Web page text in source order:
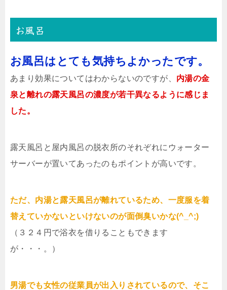
お風呂
お風呂はとても気持ちよかったです。
あまり効果についてはわからないのですが、 内湯の金
泉と離れの露天風呂の濃度が若干異なるように感じま
した。
露天風呂と屋内風呂の脱衣所のそれぞれにウォーター
サーバーが置いてあったのもポイントが高いです。
ただ、内湯と露天風呂が離れているため、一度服を着
替えていかないといけないのが面倒臭いかな(^_^;)
（３２４円で浴衣を借りることもできます
が・・・。）
男湯でも女性の従業員が出入りされているので、そこ